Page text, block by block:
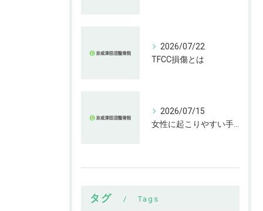
2026/07/22
TFCC損傷とは
2026/07/15
タグ Tags